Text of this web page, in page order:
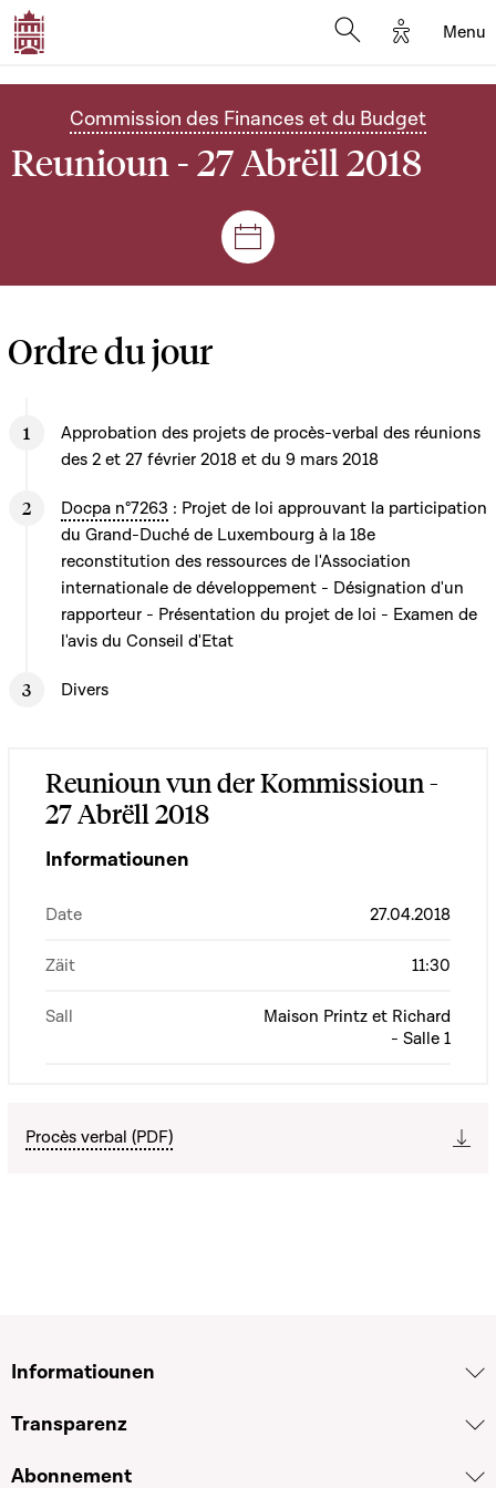
Options
Menu
Commission des Finances et du Budget
Reunioun - 27 Abrëll 2018
Sëtzungen a Reuniounen
Ordre du jour
Approbation des projets de procès-verbal des réunions
des 2 et 27 février 2018 et du 9 mars 2018
Docpa n°7263 : Projet de loi approuvant la participation
du Grand-Duché de Luxembourg à la 18e
reconstitution des ressources de l'Association
internationale de développement - Désignation d'un
rapporteur - Présentation du projet de loi - Examen de
l'avis du Conseil d'Etat
Divers
Reunioun vun der Kommissioun -
27 Abrëll 2018
Informatiounen
Date 27.04.2018
Zäit 11:30
Sall
Maison Printz et Richard
- Salle 1
Procès verbal (PDF)
Informatiounen
Transparenz
Abonnement